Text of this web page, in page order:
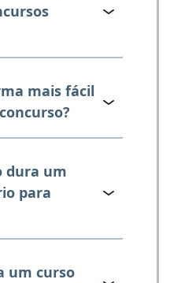
mais fácil
dura um
para
um curso